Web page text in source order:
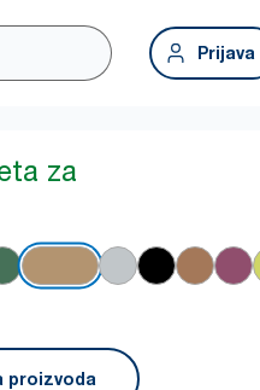
Prijava
za
proizvoda